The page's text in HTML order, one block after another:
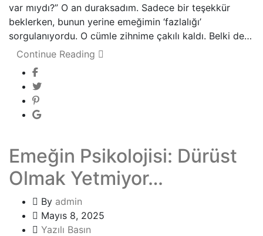
var mıydı?” O an duraksadım. Sadece bir teşekkür
beklerken, bunun yerine emeğimin ‘fazlalığı’
sorgulanıyordu. O cümle zihnime çakılı kaldı. Belki de…
Continue Reading
Emeğin Psikolojisi: Dürüst
Olmak Yetmiyor…
By admin
Mayıs 8, 2025
Yazılı Basın